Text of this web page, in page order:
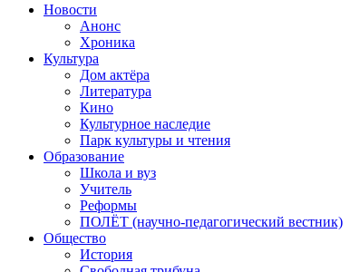
Новости
Анонс
Хроника
Культура
Дом актёра
Литература
Кино
Культурное наследие
Парк культуры и чтения
Образование
Школа и вуз
Учитель
Реформы
ПОЛЁТ (научно-педагогический вестник)
Общество
История